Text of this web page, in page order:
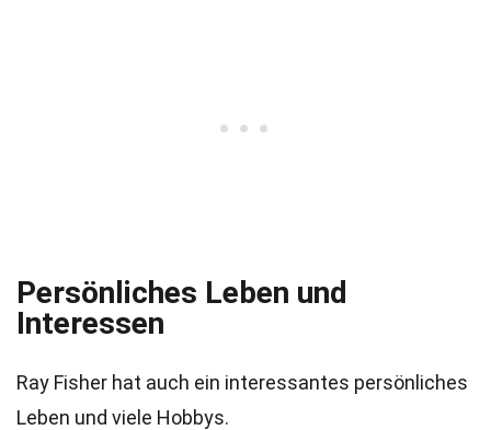
Persönliches Leben und
Interessen
Ray Fisher hat auch ein interessantes persönliches
Leben und viele Hobbys.